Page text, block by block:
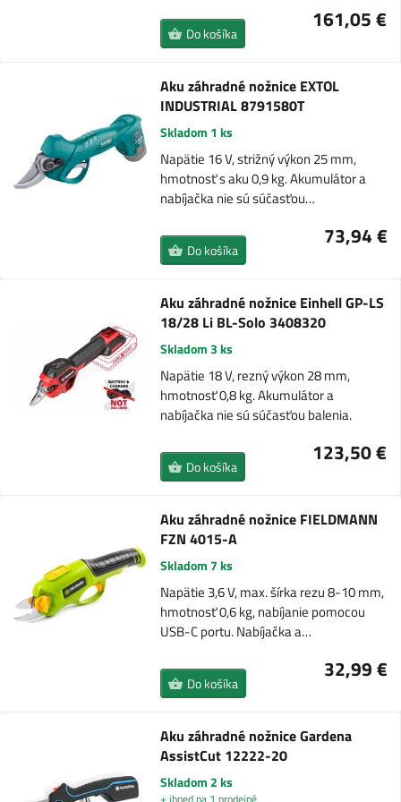
161,05 €
Do košíka
Aku záhradné nožnice EXTOL
INDUSTRIAL 8791580T
Skladom 1 ks
Napätie 16 V, strižný výkon 25 mm,
hmotnosť s aku 0,9 kg. Akumulátor a
nabíjačka nie sú súčasťou…
73,94 €
Do košíka
Aku záhradné nožnice Einhell GP-LS
18/28 Li BL-Solo 3408320
Skladom 3 ks
Napätie 18 V, rezný výkon 28 mm,
hmotnosť 0,8 kg. Akumulátor a
nabíjačka nie sú súčasťou balenia.
123,50 €
Do košíka
Aku záhradné nožnice FIELDMANN
FZN 4015-A
Skladom 7 ks
Napätie 3,6 V, max. šírka rezu 8-10 mm,
hmotnosť 0,6 kg, nabíjanie pomocou
USB-C portu. Nabíjačka a…
32,99 €
Do košíka
Aku záhradné nožnice Gardena
AssistCut 12222-20
Skladom 2 ks